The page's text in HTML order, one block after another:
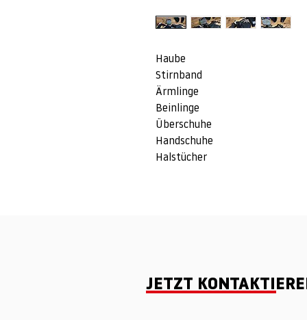
Haube
Stirnband
Ärmlinge
Beinlinge
Überschuhe
Handschuhe
Halstücher
JETZT